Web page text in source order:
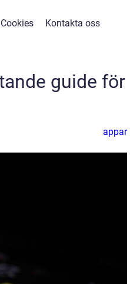
Cookies Kontakta oss
guide för
appar